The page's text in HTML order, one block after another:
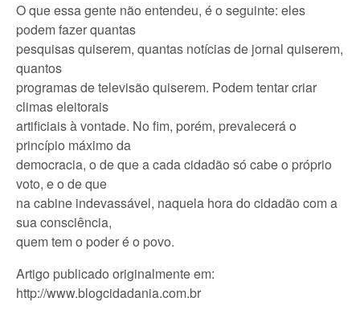
O que essa gente não entendeu, é o seguinte: eles
podem fazer quantas
pesquisas quiserem, quantas notícias de jornal quiserem,
quantos
programas de televisão quiserem. Podem tentar criar
climas eleitorais
artificiais à vontade. No fim, porém, prevalecerá o
princípio máximo da
democracia, o de que a cada cidadão só cabe o próprio
voto, e o de que
na cabine indevassável, naquela hora do cidadão com a
sua consciência,
quem tem o poder é o povo.
Artigo publicado originalmente em:
http://www.blogcidadania.com.br